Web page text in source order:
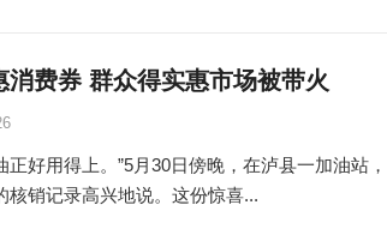
消费券 群众得实惠市场被带火
正好用得上。”5月30日傍晚，在泸县一加油站
核销记录高兴地说。这份惊喜...